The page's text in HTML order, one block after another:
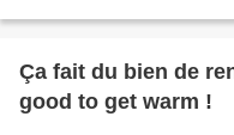
Ça fait du bien de
good to get warm !